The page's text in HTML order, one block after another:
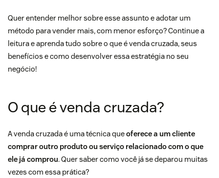
Quer entender melhor sobre esse assunto e adotar um
método para vender mais, com menor esforço? Continue a
leitura e aprenda tudo sobre o que é venda cruzada, seus
benefícios e como desenvolver essa estratégia no seu
negócio!
O que é venda cruzada?
A venda cruzada é uma técnica queoferece a um cliente
comprar outro produto ou serviço relacionado com o que
ele já comprou. Quer saber como você já se deparou muitas
vezes com essa prática?